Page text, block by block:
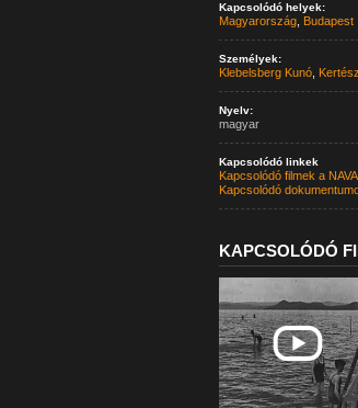
Kapcsolódó helyek:
Magyarország, Budapest
Személyek:
Klebelsberg Kunó,
Nyelv:
magyar
Kapcsolódó linkek
Kapcsolódó filmek a
Kapcsolódó
KAPCSOLÓDÓ